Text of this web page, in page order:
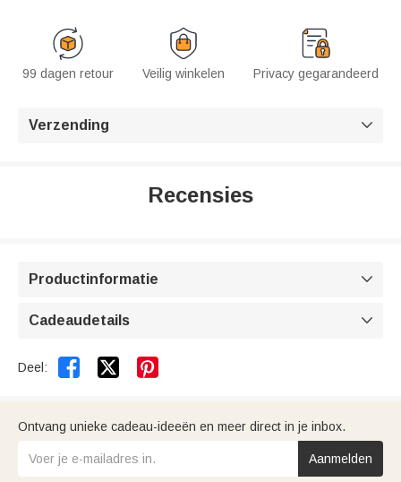
99 dagen retour Veilig winkelen Privacy gegarandeerd
Verzending 
Recensies
Productinformatie 
Cadeaudetails 
Deel:  
Ontvang unieke cadeau-ideeën en meer direct in je inbox.
Aanmelden